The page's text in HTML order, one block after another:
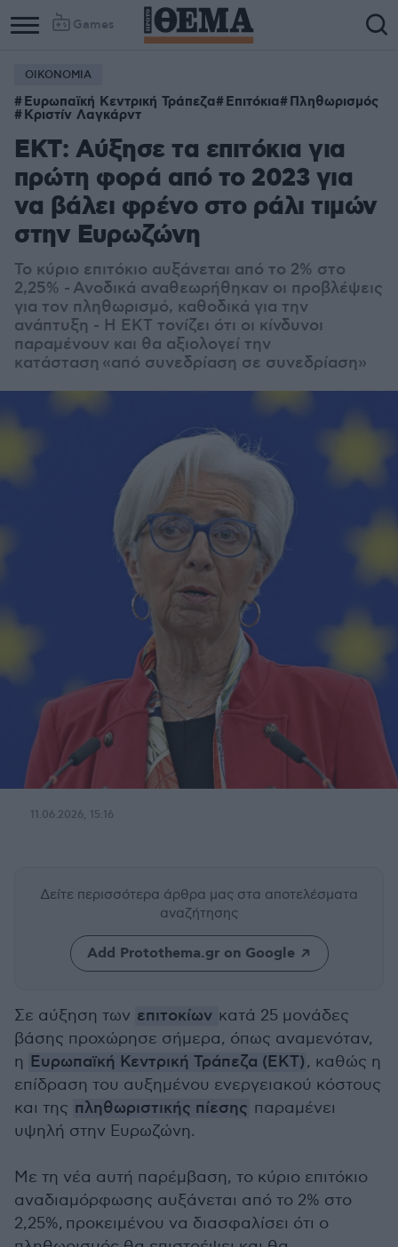
Games
ΟΙΚΟΝΟΜΙΑ
Ευρωπαϊκή Κεντρική Τράπεζα Επιτόκια Πληθωρισμός
Κριστίν Λαγκάρντ
EKT: Αύξησε τα επιτόκια για
πρώτη φορά από το 2023 για
να βάλει φρένο στο ράλι τιμών
στην Ευρωζώνη
Το κύριο επιτόκιο αυξάνεται από το 2% στο
2,25% - Ανοδικά αναθεωρήθηκαν οι προβλέψεις
για τον πληθωρισμό, καθοδικά για την
ανάπτυξη - Η ΕΚΤ τονίζει ότι οι κίνδυνοι
παραμένουν και θα αξιολογεί την
κατάσταση «από συνεδρίαση σε συνεδρίαση»
11.06.2026, 15:16
Δείτε περισσότερα άρθρα μας στα αποτελέσματα
αναζήτησης
Add Protothema.gr on Google
Σε αύξηση των επιτοκίων κατά 25 μονάδες
βάσης προχώρησε σήμερα, όπως αναμενόταν,
η Ευρωπαϊκή Κεντρική Τράπεζα (ΕΚΤ), καθώς η
επίδραση του αυξημένου ενεργειακού κόστους
και της πληθωριστικής πίεσης παραμένει
υψηλή στην Ευρωζώνη.
Με τη νέα αυτή παρέμβαση, το κύριο επιτόκιο
αναδιαμόρφωσης αυξάνεται από το 2% στο
2,25%, προκειμένου να διασφαλίσει ότι ο